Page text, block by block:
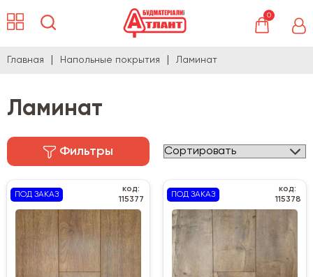
0
Главная Напольные покрытия Ламинат
Ламинат
Фильтры
ПОД ЗАКАЗ
код:
115377
ПОД ЗАКАЗ
код:
115378